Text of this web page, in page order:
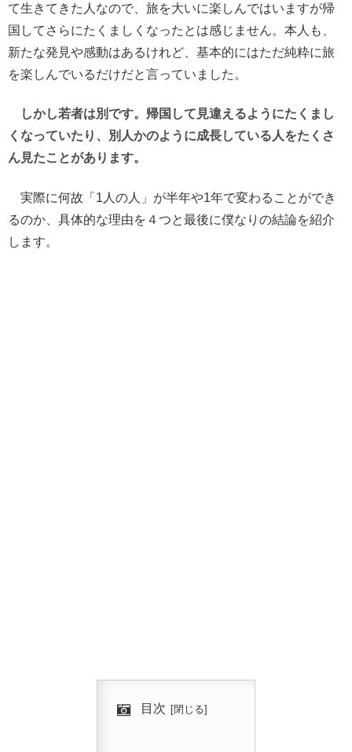
て生きてきた人なので、旅を大いに楽しんではいますが帰
国してさらにたくましくなったとは感じません。本人も、
新たな発見や感動はあるけれど、基本的にはただ純粋に旅
を楽しんでいるだけだと言っていました。
しかし若者は別です。帰国して見違えるようにたくまし
くなっていたり、別人かのように成長している人をたくさ
ん見たことがあります。
実際に何故「1人の人」が半年や1年で変わることができ
るのか、具体的な理由を４つと最後に僕なりの結論を紹介
します。
目次